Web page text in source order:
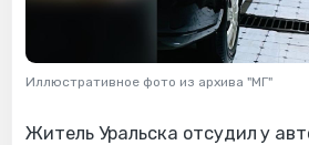
Иллюстративное фото из архива "МГ"
Житель Уральска отсудил у